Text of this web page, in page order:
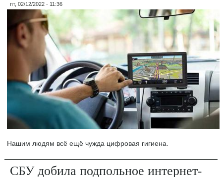
пт, 02/12/2022 - 11:36
Нашим людям всё ещё чужда цифровая гигиена.
СБУ добила подпольное интернет-